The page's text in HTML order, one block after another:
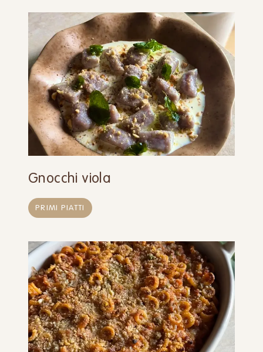
Gnocchi viola
PRIMI PIATTI